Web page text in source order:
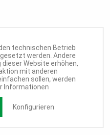
technischen Betrieb
werden. Andere
Website erhöhen,
mit anderen
sollen, werden
Informationen
Konfigurieren